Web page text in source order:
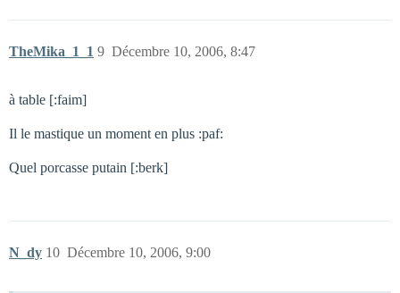
TheMika_1_1 Décembre 10, 2006, 8:47
9
à table [:faim]
Il le mastique un moment en plus :paf:
Quel porcasse putain [:berk]
N_dy Décembre 10, 2006, 9:00
10